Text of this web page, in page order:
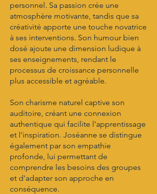
personnel. Sa passion crée une
atmosphère motivante, tandis que sa
créativité apporte une touche novatrice
à ses interventions. Son humour bien
dosé ajoute une dimension ludique à
ses enseignements, rendant le
processus de croissance personnelle
plus accessible et agréable.
Son charisme naturel captive son
auditoire, créant une connexion
authentique qui facilite l'apprentissage
et l'inspiration. Joséanne se distingue
également par son empathie
profonde, lui permettant de
comprendre les besoins des groupes
et d'adapter son approche en
conséquence.